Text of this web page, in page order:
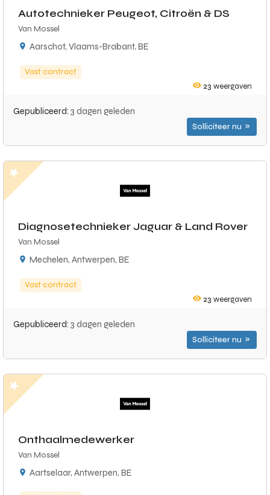
Autotechnieker Peugeot, Citroën & DS
Van Mossel
Aarschot, Vlaams-Brabant, BE
Vast contract
23 weergaven
Gepubliceerd: 3 dagen geleden
Solliciteer nu
Diagnosetechnieker Jaguar & Land Rover
Van Mossel
Mechelen, Antwerpen, BE
Vast contract
23 weergaven
Gepubliceerd: 3 dagen geleden
Solliciteer nu
Onthaalmedewerker
Van Mossel
Aartselaar, Antwerpen, BE